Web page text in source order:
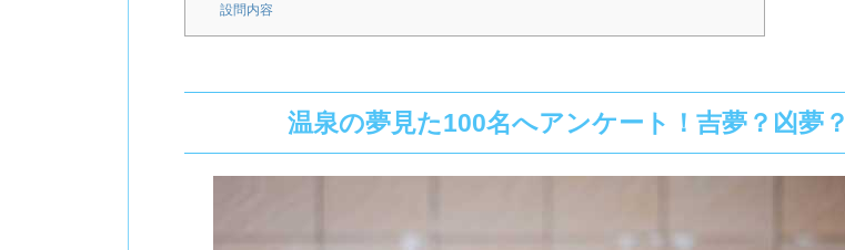
設問内容
温泉の夢見た100名へアンケート！吉夢？凶夢？